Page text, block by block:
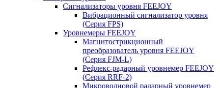
Сигнализаторы уровня FEEJOY
Вибрационный сигнализатор уровня
(Серия FPS)
Уровнемеры FEEJOY
Магнитострикционный
преобразователь уровня FEEJOY
(Серия FJM-L)
Рефлекс-радарный уровнемер FEEJOY
(Серия RRF-2)
Микроволновой радарный уровнемер